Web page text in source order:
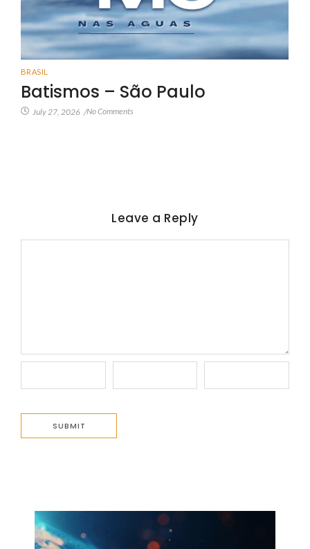
BRASIL
Batismos – São Paulo
July 27, 2026 /No Comments
Leave a Reply